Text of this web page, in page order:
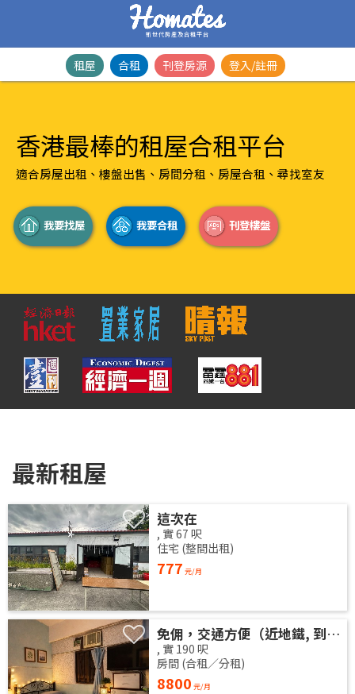
新世代房產及合租平台
租屋 合租 刊登房源 登入/註冊
香港最棒的租屋合租平台
適合房屋出租、樓盤出售、房間分租、房屋合租、尋找室友
我要找屋 我要合租 刊登樓盤
最新租屋
這次在
, 實67 呎
住宅 (整間出租)
777 元/月
免佣，交通方便（近地鐵, 到地鐵站3分鐘，地鐵站到港島金鐘5分鐘），新净高層大厦，安静光猛大房分租!
, 實 190 呎
房間 (合租／分租)
8800 元/月